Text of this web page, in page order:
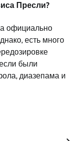
Пресли?
официально
есть много
были
диазепама и